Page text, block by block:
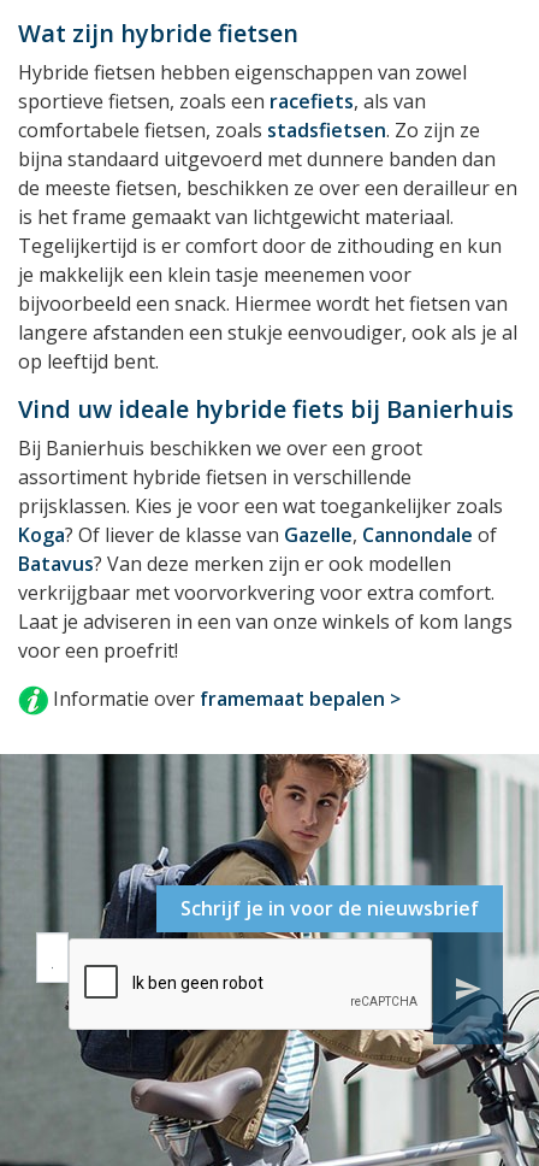
Wat zijn hybride fietsen
Hybride fietsen hebben eigenschappen van zowel
sportieve fietsen, zoals een racefiets, als van
comfortabele fietsen, zoals stadsfietsen. Zo zijn ze
bijna standaard uitgevoerd met dunnere banden dan
de meeste fietsen, beschikken ze over een derailleur en
is het frame gemaakt van lichtgewicht materiaal.
Tegelijkertijd is er comfort door de zithouding en kun
je makkelijk een klein tasje meenemen voor
bijvoorbeeld een snack. Hiermee wordt het fietsen van
langere afstanden een stukje eenvoudiger, ook als je al
op leeftijd bent.
Vind uw ideale hybride fiets bij Banierhuis
Bij Banierhuis beschikken we over een groot
assortiment hybride fietsen in verschillende
prijsklassen. Kies je voor een wat toegankelijker zoals
Koga? Of liever de klasse van Gazelle, Cannondale of
Batavus? Van deze merken zijn er ook modellen
verkrijgbaar met voorvorkvering voor extra comfort.
Laat je adviseren in een van onze winkels of kom langs
voor een proefrit!
Informatie over framemaat bepalen >
Schrijf je in voor de nieuwsbrief
send